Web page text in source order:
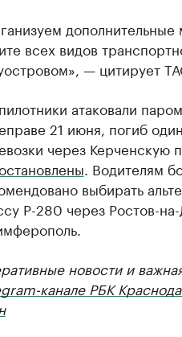
всех видов
— цитирует
атаковали
21 июня, погиб
через Керченскую
. Водителям
выбирать
Р-280 через Ростов-
новости и
канале РБК